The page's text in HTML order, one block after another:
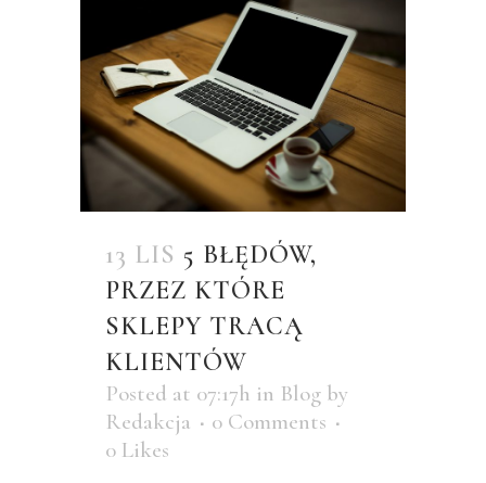
13 LIS 5 BŁĘDÓW,
PRZEZ KTÓRE
SKLEPY TRACĄ
KLIENTÓW
Posted at 07:17h in Blog by
Redakcja
0 Comments
0 Likes